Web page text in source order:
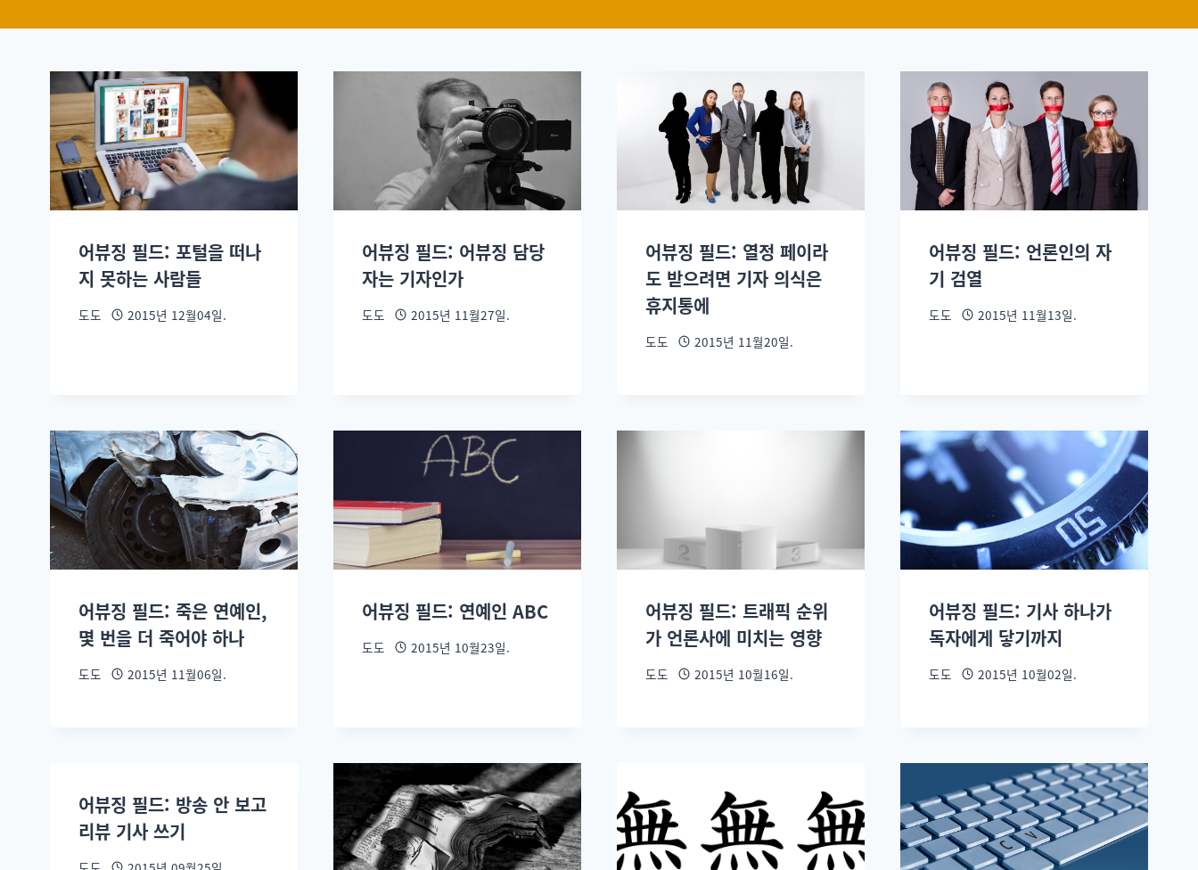
어뷰징 필드: 포털을 떠나
지 못하는 사람들
도도 2015년 12월04일.
어뷰징 필드: 어뷰징 담당
자는 기자인가
도도 2015년 11월27일.
어뷰징 필드: 열정 페이라
도 받으려면 기자 의식은
휴지통에
도도 2015년 11월20일.
어뷰징 필드: 언론인의 자
기 검열
도도 2015년 11월13일.
어뷰징 필드: 죽은 연예인,
몇 번을 더 죽어야 하나
도도 2015년 11월06일.
어뷰징 필드: 연예인 ABC
도도 2015년 10월23일.
어뷰징 필드: 트래픽 순위
가 언론사에 미치는 영향
도도 2015년 10월16일.
어뷰징 필드: 기사 하나가
독자에게 닿기까지
도도 2015년 10월02일.
어뷰징 필드: 방송 안 보고
리뷰 기사 쓰기